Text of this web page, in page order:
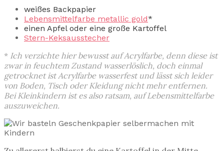
weißes Backpapier
Lebensmittelfarbe metallic gold*
einen Apfel oder eine große Kartoffel
Stern-Keksausstecher
* Ich verzichte hier bewusst auf Acrylfarbe, denn diese ist
zwar in feuchtem Zustand wasserlöslich, doch einmal
getrocknet ist Acrylfarbe wasserfest und lässt sich leider
von Boden, Tisch oder Kleidung nicht mehr entfernen.
Bei Kleinkindern ist es also ratsam, auf Lebensmittelfarbe
auszuweichen.